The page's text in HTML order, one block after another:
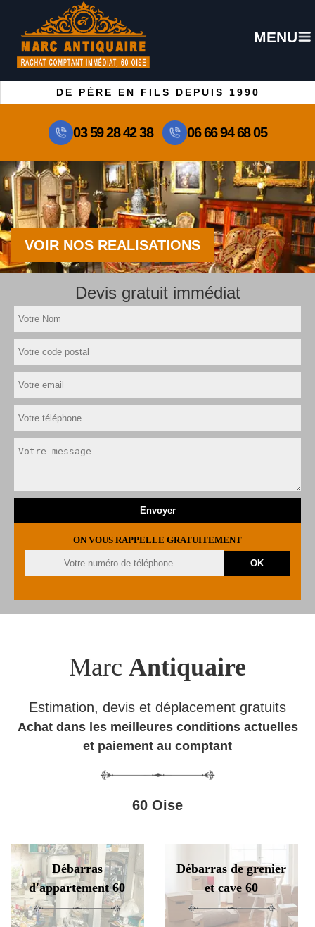
MENU
DE PÈRE EN FILS DEPUIS 1990
03 59 28 42 38 06 66 94 68 05
VOIR NOS REALISATIONS
Devis gratuit immédiat
ON VOUS RAPPELLE GRATUITEMENT
Marc Antiquaire
Estimation, devis et déplacement gratuits
Achat dans les meilleures conditions actuelles
et paiement au comptant
60 Oise
Débarras
d'appartement 60
Débarras de grenier
et cave 60